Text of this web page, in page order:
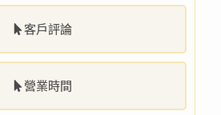
客戶評論
營業時間